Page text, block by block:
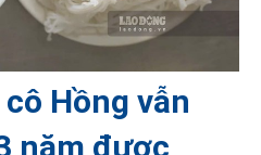
Hồng vẫn
năm được